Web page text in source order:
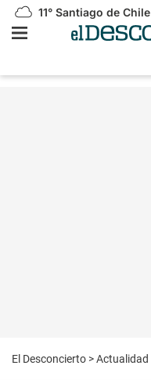
11° Santiago de Chile
El Desconcierto >Actualidad